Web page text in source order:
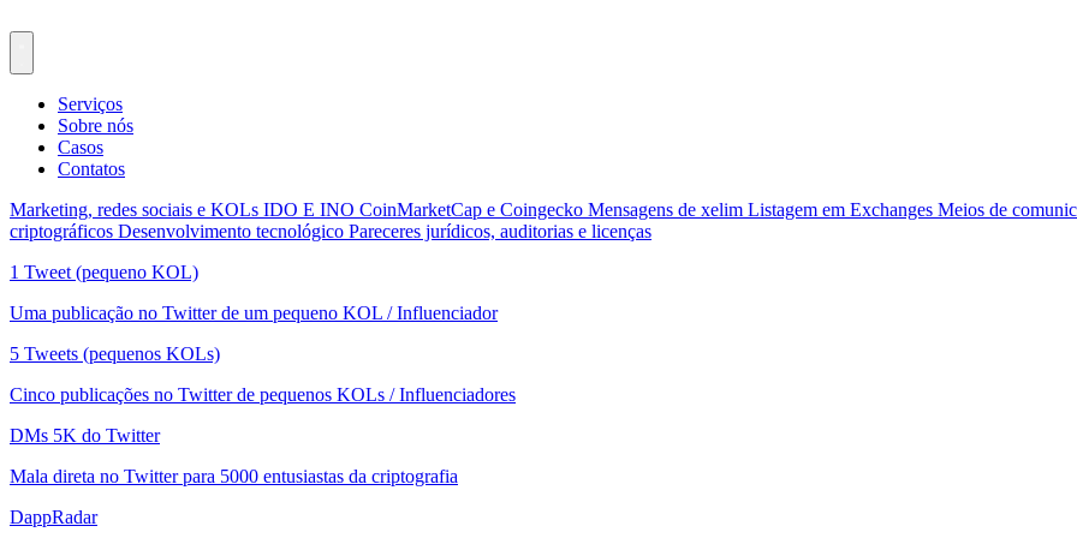
Serviços
Sobre nós
Casos
Contatos
Marketing, redes sociais e KOLs IDO E INO CoinMarketCap e Coingecko Mensagens de xelim Listagem em Exchanges Meios de
criptográficos Desenvolvimento tecnológico Pareceres jurídicos, auditorias e licenças
1 Tweet (pequeno KOL)
Uma publicação no Twitter de um pequeno KOL / Influenciador
5 Tweets (pequenos KOLs)
Cinco publicações no Twitter de pequenos KOLs / Influenciadores
DMs 5K do Twitter
Mala direta no Twitter para 5000 entusiastas da criptografia
DappRadar